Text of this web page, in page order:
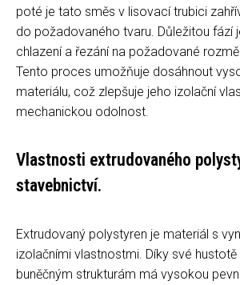
poté je tato směs v lisovací trubici
do požadovaného tvaru. Důležitou fází
chlazení a řezání na požadované
Tento proces umožňuje dosáhnout
materiálu, což zlepšuje jeho izolační
mechanickou odolnost.
Vlastnosti extrudovaného
stavebnictví.
Extrudovaný polystyren je materiál s
izolačními vlastnostmi. Díky své
buněčným strukturám má vysokou